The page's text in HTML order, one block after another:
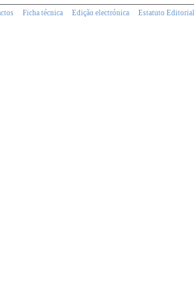
Ficha técnica Edição electrónica Estatuto Editorial